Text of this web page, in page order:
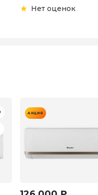
Нет оценок
АКЦИЯ